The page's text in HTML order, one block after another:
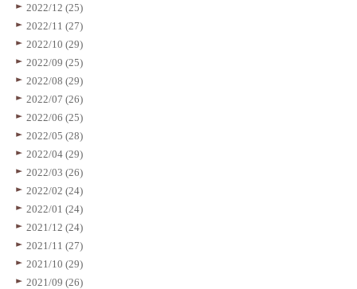
2022/12 (25)
2022/11 (27)
2022/10 (29)
2022/09 (25)
2022/08 (29)
2022/07 (26)
2022/06 (25)
2022/05 (28)
2022/04 (29)
2022/03 (26)
2022/02 (24)
2022/01 (24)
2021/12 (24)
2021/11 (27)
2021/10 (29)
2021/09 (26)